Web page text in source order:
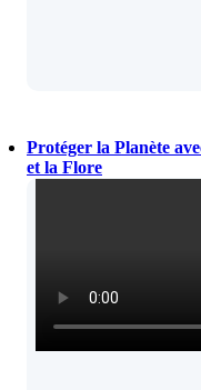
Protéger la Planète
et la Flore